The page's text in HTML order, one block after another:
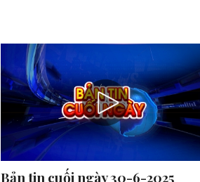
Bản tin cuối ngày 30-6-2025